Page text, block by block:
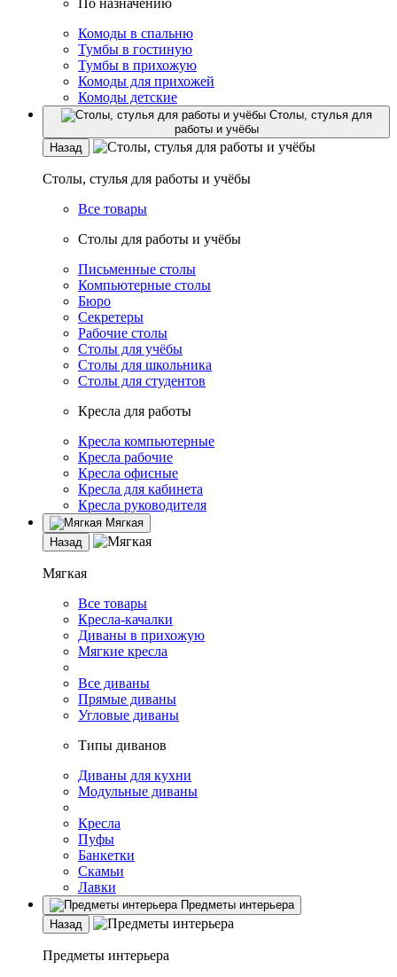
По назначению
Комоды в спальню
Тумбы в гостиную
Тумбы в прихожую
Комоды для прихожей
Комоды детские
Столы, стулья для
работы и учёбы
Назад
Столы, стулья для работы и учёбы
Все товары
Столы для работы и учёбы
Письменные столы
Компьютерные столы
Бюро
Секретеры
Рабочие столы
Столы для учёбы
Столы для школьника
Столы для студентов
Кресла для работы
Кресла компьютерные
Кресла рабочие
Кресла офисные
Кресла для кабинета
Кресла руководителя
Мягкая
Назад
Мягкая
Все товары
Кресла-качалки
Диваны в прихожую
Мягкие кресла
Все диваны
Прямые диваны
Угловые диваны
Типы диванов
Диваны для кухни
Модульные диваны
Кресла
Пуфы
Банкетки
Скамьи
Лавки
Предметы интерьера
Назад
Предметы интерьера